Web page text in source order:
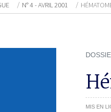
N° 4 - AVRIL 2001
MIS EN